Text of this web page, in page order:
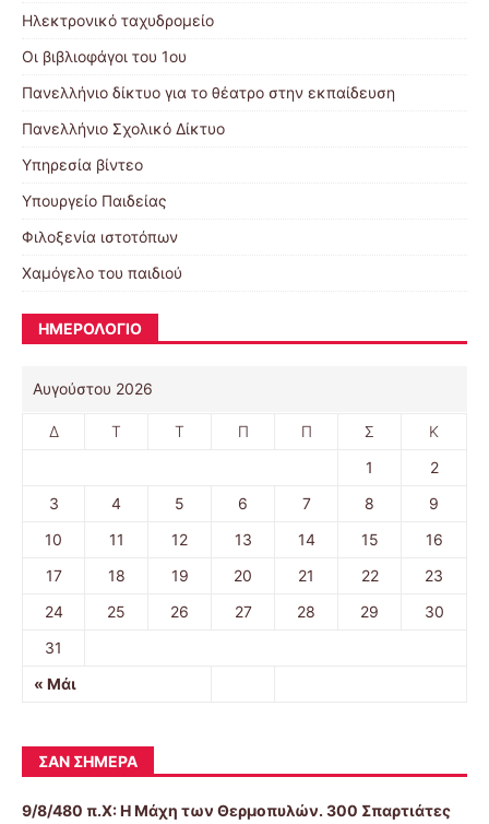
Ηλεκτρονικό ταχυδρομείο
Οι βιβλιοφάγοι του 1ου
Πανελλήνιο δίκτυο για το θέατρο στην εκπαίδευση
Πανελλήνιο Σχολικό Δίκτυο
Υπηρεσία βίντεο
Υπουργείο Παιδείας
Φιλοξενία ιστοτόπων
Χαμόγελο του παιδιού
ΗΜΕΡΟΛΟΓΙΟ
Αυγούστου 2026
Δ Τ Τ Π Π Σ Κ
« Μάι
1
2
3
4 5 6 7 8
9
10
11 12 13 14 15
16
17
18 19 20 21 22
23
24
25 26 27 28 29
30
31
ΣΑΝ ΣΉΜΕΡΑ
9/8/480 π.Χ:Η Μάχη των Θερμοπυλών. 300 Σπαρτιάτες